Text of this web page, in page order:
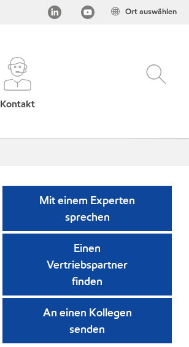
Ort auswählen
Kontakt
Mit einem Experten
sprechen
Einen
Vertriebspartner
finden
An einen Kollegen
senden